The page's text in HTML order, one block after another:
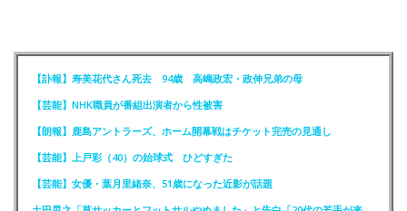
【訃報】寿美花代さん死去 94歳 高嶋政宏・政伸兄弟の母
【芸能】NHK職員が番組出演者から性被害
【朗報】鹿島アントラーズ、ホーム開幕戦はチケット完売の見通し
【芸能】上戸彩（40）の始球式 ひどすぎた
【芸能】女優・葉月里緒奈、51歳になった近影が話題